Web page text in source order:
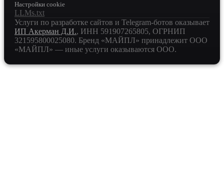
Настройки cookie
LLMs.txt
Услуги по разработке сайтов и Telegram-ботов оказывает
ИП Акерман Д.И., ИНН 591907265805, ОГРНИП
321595800025080. Бренд «МАЙПЛ» принадлежит ООО
«МАЙПЛ» — иные услуги оказываются ООО.